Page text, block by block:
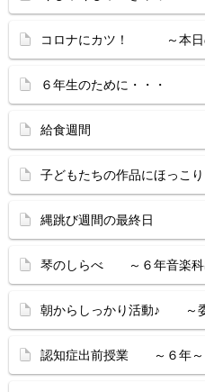
コロナにカツ！ ～本日
６年生のために・・・
給食週間
子どもたちの作品にほっこり
縄跳び週間の最終日
琴のしらべ ～６年音楽科
朝からしっかり活動♪ ～
認知症出前授業 ～６年～